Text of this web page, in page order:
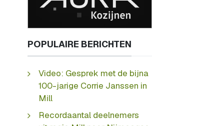
POPULAIRE BERICHTEN
Video: Gesprek met de bijna
100-jarige Corrie Janssen in
Mill
Recordaantal deelnemers